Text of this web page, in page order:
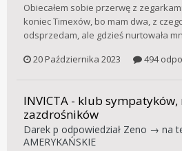
Obiecałem sobie przerwę z
koniec Timexów, bo mam dwa, z
odsprzedam, ale gdzieś nurtowała
20 Października 2023
494
INVICTA - klub sympatyków,
zazdrośników
Darek p odpowiedział Zeno → na
AMERYKAŃSKIE